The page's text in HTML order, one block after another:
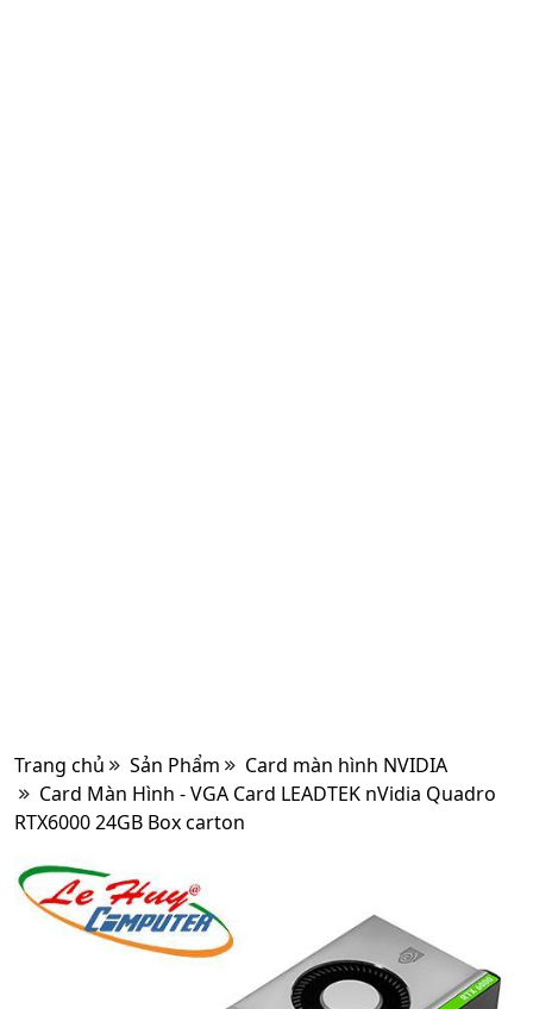
Trang chủ Sản Phẩm
Card màn hình NVIDIA
Card Màn Hình - VGA Card LEADTEK nVidia Quadro
RTX6000 24GB Box carton